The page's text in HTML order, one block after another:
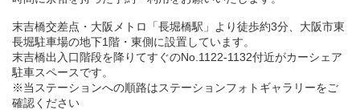
末吉橋交差点・大阪メトロ「長堀橋駅」より徒歩約3分、大阪市東
長堀駐車場の地下1階・東側に設置しています。
末吉橋出入口階段を降りてすぐのNo.1122-1132付近がカーシェア
駐車スペースです。
※当ステーションへの順路はステーションフォトギャラリーをご
確認ください